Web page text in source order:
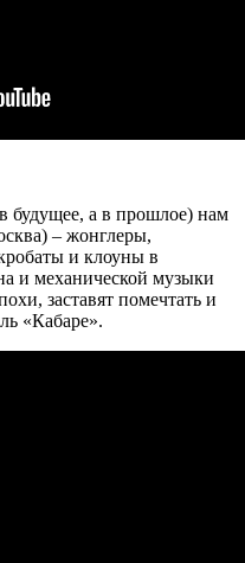
будущее, а в прошлое) нам
– жонглеры,
и клоуны в
и механической музыки
заставят помечтать и
«Кабаре».